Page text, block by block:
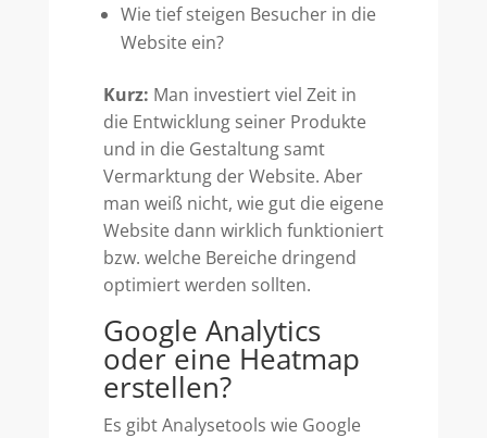
Wie tief steigen Besucher in die
Website ein?
Kurz: Man investiert viel Zeit in
die Entwicklung seiner Produkte
und in die Gestaltung samt
Vermarktung der Website. Aber
man weiß nicht, wie gut die eigene
Website dann wirklich funktioniert
bzw. welche Bereiche dringend
optimiert werden sollten.
Google Analytics
oder eine Heatmap
erstellen?
Es gibt Analysetools wie Google